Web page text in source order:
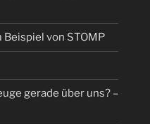
Beispiel von STOMP
gerade über uns? –